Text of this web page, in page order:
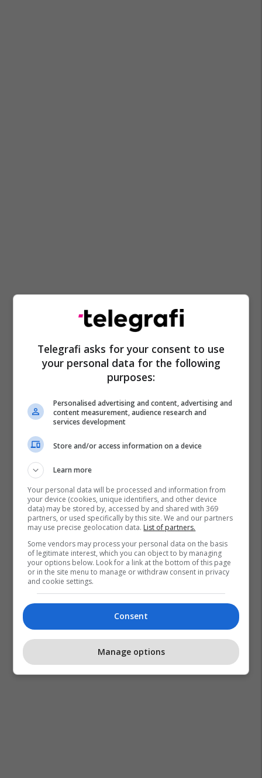
Telegrafi asks for your consent to use
your personal data for the following
purposes:
Personalised advertising and content, advertising and
content measurement, audience research and
services development
Store and/or access information on a device
Learn more
Your personal data will be processed and information from
your device (cookies, unique identifiers, and other device
data) may be stored by, accessed by and shared with 369
partners, or used specifically by this site. We and our partners
may use precise geolocation data. List of partners.
Some vendors may process your personal data on the basis
of legitimate interest, which you can object to by managing
your options below. Look for a link at the bottom of this page
or in the site menu to manage or withdraw consent in privacy
and cookie settings.
Consent
Manage options